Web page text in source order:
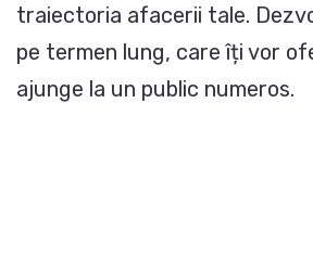
traiectoria afacerii tale.
pe termen lung, care îți vor
ajunge la un public numeros.